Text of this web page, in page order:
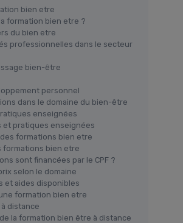
bien etre
formation bien etre ?
du bien etre
professionnelles dans le secteur
bien-être
personnel
dans le domaine du bien-être
enseignées
et pratiques enseignées
formations bien etre
formations bien etre
sont financées par le CPF ?
selon le domaine
et aides disponibles
formation bien etre
distance
la formation bien être à distance